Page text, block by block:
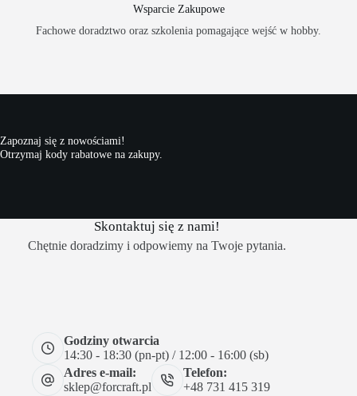
Wsparcie Zakupowe
Fachowe doradztwo oraz szkolenia pomagające wejść w hobby.
Zapoznaj się z nowościami!
Otrzymaj kody rabatowe na zakupy.
Skontaktuj się z nami!
Chętnie doradzimy i odpowiemy na Twoje pytania.
Godziny otwarcia
14:30 - 18:30 (pn-pt) / 12:00 - 16:00 (sb)
Adres e-mail:
sklep@forcraft.pl
Telefon:
+48 731 415 319